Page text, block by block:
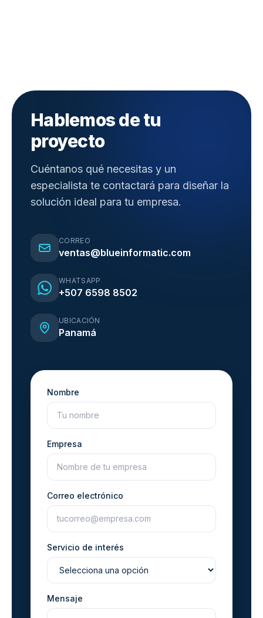
Hablemos de tu
proyecto
Cuéntanos qué necesitas y un
especialista te contactará para diseñar la
solución ideal para tu empresa.
CORREO
ventas@blueinformatic.com
WHATSAPP
+507 6598 8502
UBICACIÓN
Panamá
Nombre
Empresa
Correo electrónico
Servicio de interés
Mensaje